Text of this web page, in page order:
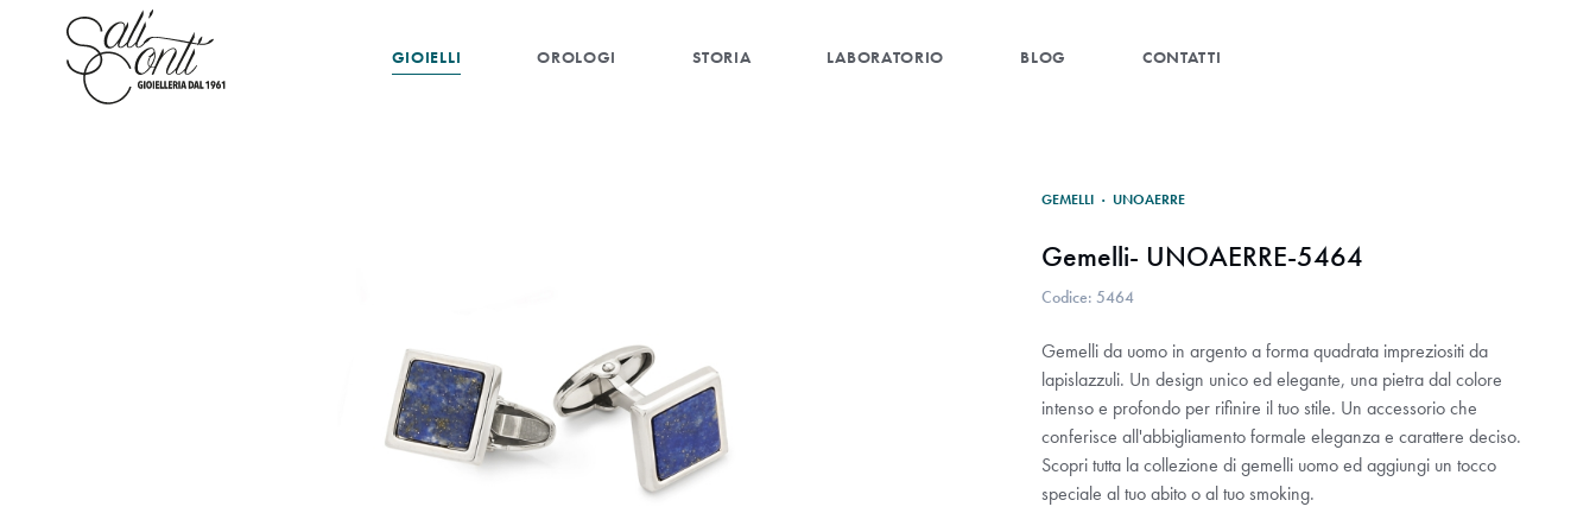
GIOIELLI OROLOGI STORIA LABORATORIO BLOG CONTATTI
GEMELLI · UNOAERRE
Gemelli- UNOAERRE-5464
Codice: 5464
Gemelli da uomo in argento a forma quadrata impreziositi da
lapislazzuli. Un design unico ed elegante, una pietra dal colore
intenso e profondo per rifinire il tuo stile. Un accessorio che
conferisce all'abbigliamento formale eleganza e carattere deciso.
Scopri tutta la collezione di gemelli uomo ed aggiungi un tocco
speciale al tuo abito o al tuo smoking.